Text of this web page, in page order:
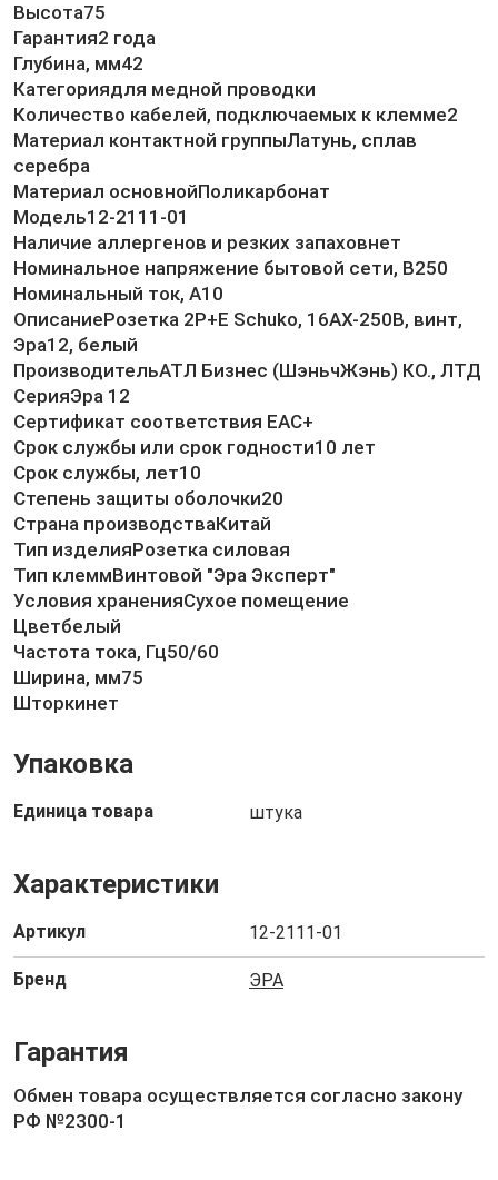
Высота75
Гарантия2 года
Глубина, мм42
Категориядля медной проводки
Количество кабелей, подключаемых к клемме2
Материал контактной группыЛатунь, сплав
серебра
Материал основнойПоликарбонат
Модель12-2111-01
Наличие аллергенов и резких запаховнет
Номинальное напряжение бытовой сети, В250
Номинальный ток, А10
ОписаниеРозетка 2P+E Schuko, 16АХ-250В, винт,
Эра12, белый
ПроизводительАТЛ Бизнес (ШэньчЖэнь) КО., ЛТД
СерияЭра 12
Сертификат соответствия EAC+
Срок службы или срок годности10 лет
Срок службы, лет10
Степень защиты оболочки20
Страна производстваКитай
Тип изделияРозетка силовая
Тип клеммВинтовой "Эра Эксперт"
Условия храненияСухое помещение
Цветбелый
Частота тока, Гц50/60
Ширина, мм75
Шторкинет
Упаковка
Единица товара штука
Характеристики
Артикул 12-2111-01
Бренд ЭРА
Гарантия
Обмен товара осуществляется согласно закону
РФ №2300-1